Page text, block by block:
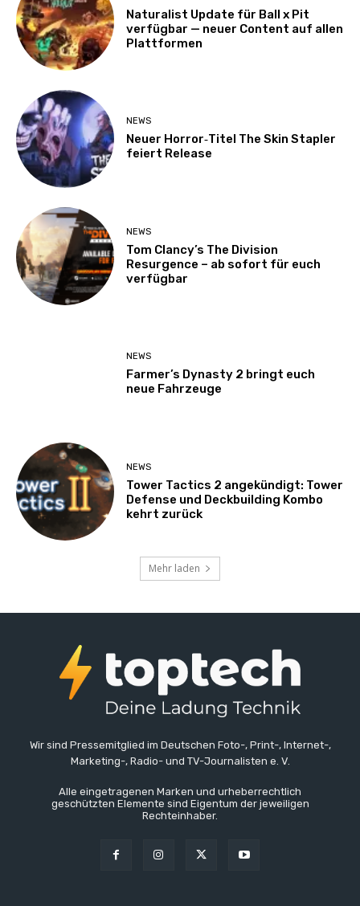
Naturalist Update für Ball x Pit
verfügbar — neuer Content auf allen
Plattformen
NEWS
Neuer Horror‑Titel The Skin Stapler
feiert Release
NEWS
Tom Clancy’s The Division
Resurgence – ab sofort für euch
verfügbar
NEWS
Farmer’s Dynasty 2 bringt euch
neue Fahrzeuge
NEWS
Tower Tactics 2 angekündigt: Tower
Defense und Deckbuilding Kombo
kehrt zurück
Mehr laden
Wir sind Pressemitglied im Deutschen Foto-, Print-, Internet-,
Marketing-, Radio- und TV-Journalisten e. V.
Alle eingetragenen Marken und urheberrechtlich
geschützten Elemente sind Eigentum der jeweiligen
Rechteinhaber.